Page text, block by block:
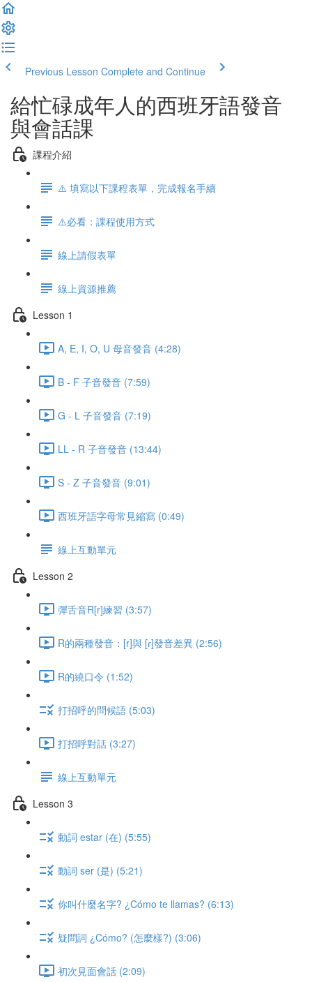
Previous Lesson Complete and Continue
給忙碌成年人的西班牙語發音
與會話課
課程介紹
⚠️ 填寫以下課程表單，完成報名手續
⚠️必看：課程使用方式
線上請假表單
線上資源推薦
Lesson 1
A, E, I, O, U 母音發音 (4:28)
B - F 子音發音 (7:59)
G - L 子音發音 (7:19)
LL - R 子音發音 (13:44)
S - Z 子音發音 (9:01)
西班牙語字母常見縮寫 (0:49)
線上互動單元
Lesson 2
彈舌音R[r]練習 (3:57)
R的兩種發音：[r]與 [ɾ]發音差異 (2:56)
R的繞口令 (1:52)
打招呼的問候語 (5:03)
打招呼對話 (3:27)
線上互動單元
Lesson 3
動詞 estar (在) (5:55)
動詞 ser (是) (5:21)
你叫什麼名字? ¿Cómo te llamas? (6:13)
疑問詞 ¿Cómo? (怎麼樣?) (3:06)
初次見面會話 (2:09)